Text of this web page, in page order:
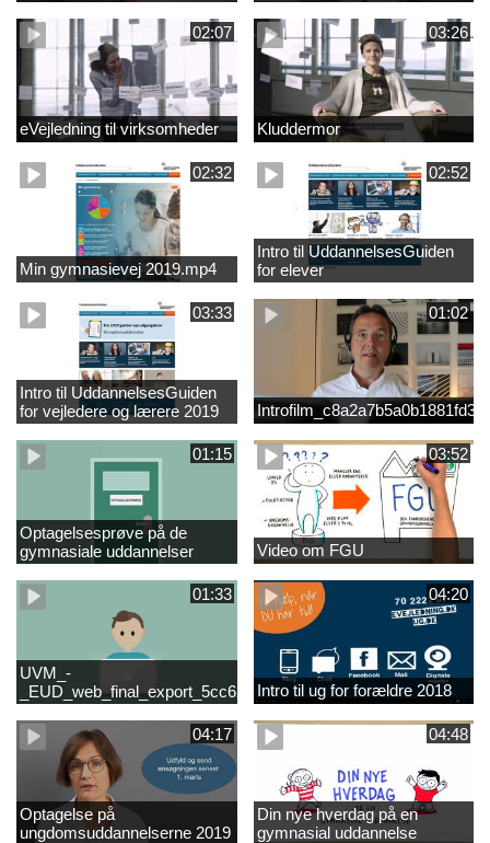
02:07
eVejledning til virksomheder
03:26
Kluddermor
02:32
Min gymnasievej 2019.mp4
02:52
Intro til UddannelsesGuiden
for elever
03:33
Intro til UddannelsesGuiden
for vejledere og lærere 2019
01:02
01:15
Optagelsesprøve på de
gymnasiale uddannelser
03:52
Video om FGU
01:33
UVM_-
04:20
Intro til ug for forældre 2018
04:17
Optagelse på
ungdomsuddannelserne 2019
04:48
Din nye hverdag på en
gymnasial uddannelse